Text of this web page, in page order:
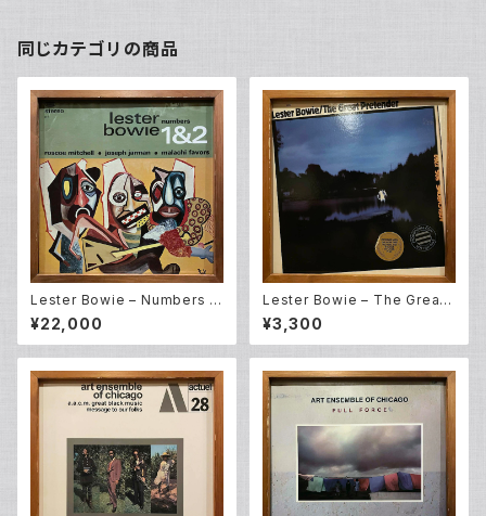
同じカテゴリの商品
Lester Bowie – Numbers 1
&2 (LP)
¥22,000
Lester Bowie – The Great
Pretender (LP)
¥3,300